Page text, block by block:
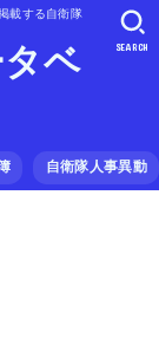
載する自衛隊
ベ
自衛隊人事異動
SEARCH